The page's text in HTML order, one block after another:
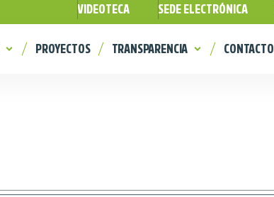
VIDEOTECA SEDE ELECTRÓNICA
PROYECTOS TRANSPARENCIA CONTACTO